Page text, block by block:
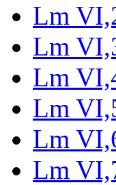
Lm
Lm
Lm
Lm
Lm
Lm